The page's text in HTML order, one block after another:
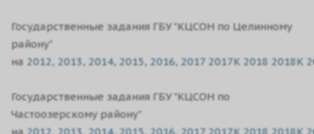
Государственные задания ГБУ "КЦСОН по Целинному
району"
на 2012, 2013, 2014, 2015, 2016, 20172017K 2018 2018K
Государственные задания ГБУ "КЦСОН по
Частоозерскому району"